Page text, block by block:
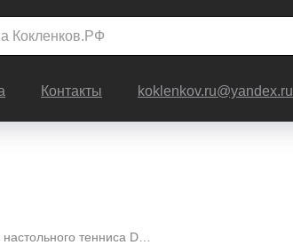
Контакты koklenkov.ru@yandex.ru